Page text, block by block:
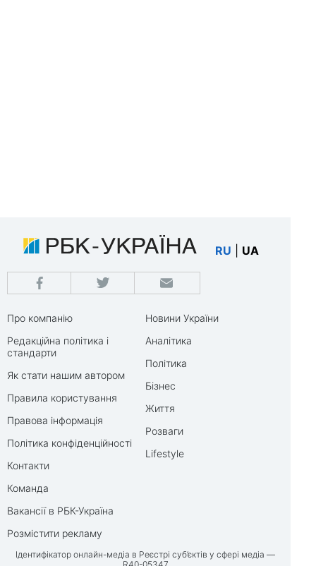
RU UA
Про компанію
Редакційна політика і
стандарти
Як стати нашим автором
Правила користування
Правова інформація
Політика конфіденційності
Контакти
Команда
Вакансії в РБК-Україна
Розмістити рекламу
Новини України
Аналітика
Політика
Бізнес
Життя
Розваги
Lifestyle
Ідентифікатор онлайн-медіа в Реєстрі суб’єктів у сфері медіа —